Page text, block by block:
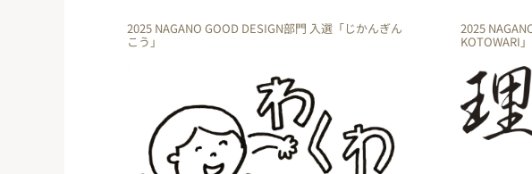
2025 NAGANO GOOD DESIGN部門 入選「じかんぎん
こう」
2025
KOTOWARI」